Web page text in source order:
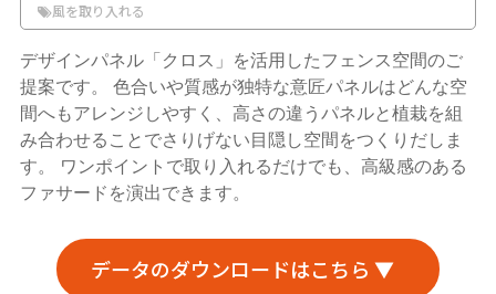
風を取り入れる
デザインパネル「クロス」を活用したフェンス空間のご
提案です。 色合いや質感が独特な意匠パネルはどんな空
間へもアレンジしやすく、高さの違うパネルと植栽を組
み合わせることでさりげない目隠し空間をつくりだしま
す。 ワンポイントで取り入れるだけでも、高級感のある
ファサードを演出できます。
データのダウンロードはこちら ▼